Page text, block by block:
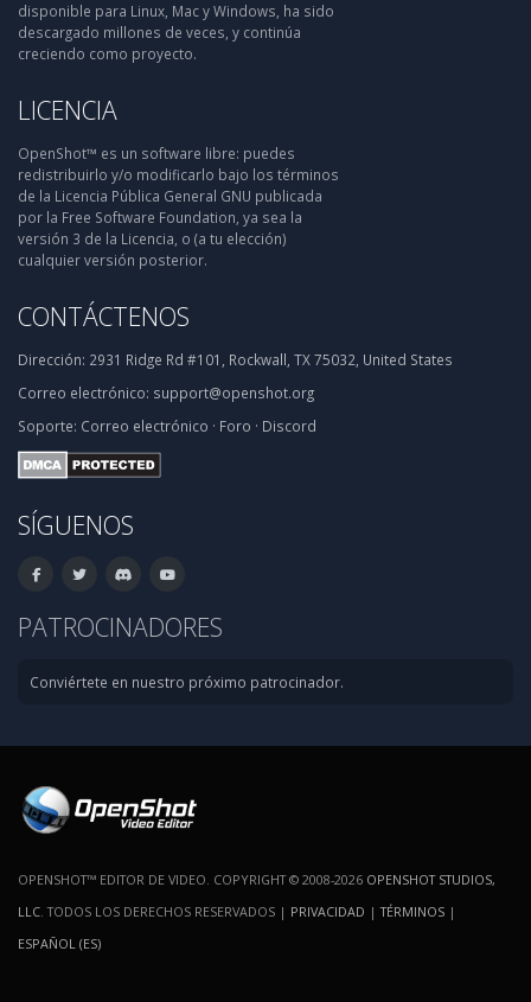
disponible para Linux, Mac y Windows, ha sido
descargado millones de veces, y continúa
creciendo como proyecto.
LICENCIA
OpenShot™ es un software libre: puedes
redistribuirlo y/o modificarlo bajo los términos
de la Licencia Pública General GNU publicada
por la Free Software Foundation, ya sea la
versión 3 de la Licencia, o (a tu elección)
cualquier versión posterior.
CONTÁCTENOS
Dirección: 2931 Ridge Rd #101, Rockwall, TX 75032, United States
Correo electrónico: support@openshot.org
Soporte: Correo electrónico · Foro · Discord
SÍGUENOS
PATROCINADORES
Conviértete en nuestro próximo patrocinador.
OPENSHOT™ EDITOR DE VIDEO. COPYRIGHT © 2008-2026 OPENSHOT STUDIOS,
LLC . TODOS LOS DERECHOS RESERVADOS | PRIVACIDAD |TÉRMINOS |
ESPAÑOL (ES)